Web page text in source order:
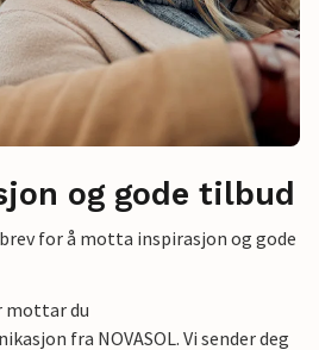
og gode tilbud
for å motta inspirasjon og gode
mottar du
fra NOVASOL. Vi sender deg